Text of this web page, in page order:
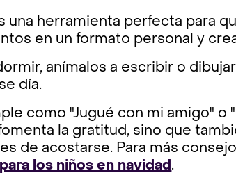
una herramienta perfecta para
en un formato personal y
anímalos a escribir o
día.
como "Jugué con mi amigo" o
la gratitud, sino que
de acostarse. Para más
los niños en navidad.